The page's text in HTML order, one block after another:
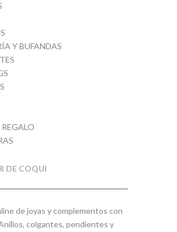
Y BUFANDAS
DE COQUI
de joyas y complementos con
colgantes, pendientes y